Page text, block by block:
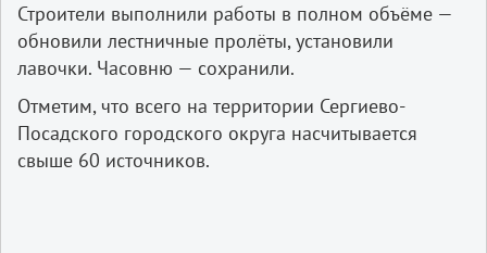
Строители выполнили работы в полном объёме —
обновили лестничные пролёты, установили
лавочки. Часовню — сохранили.
Отметим, что всего на территории Сергиево-
Посадского городского округа насчитывается
свыше 60 источников.